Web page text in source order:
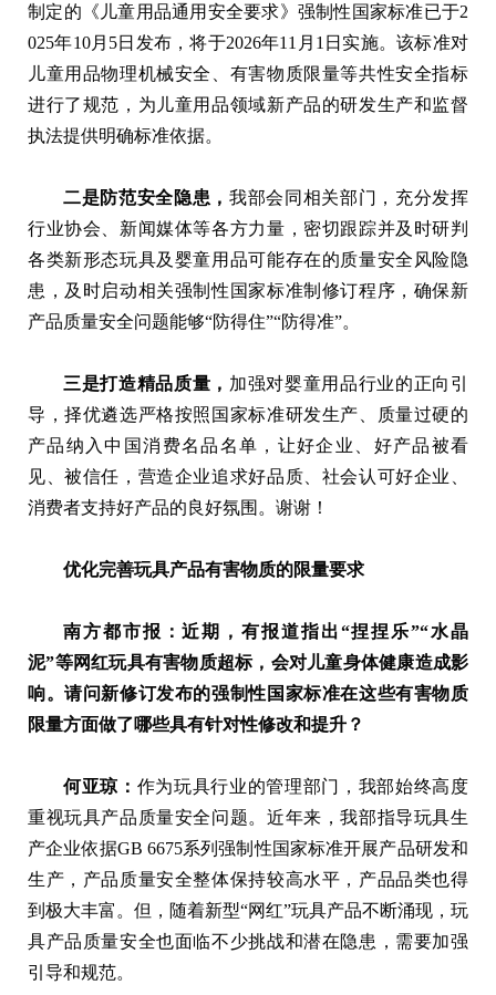
制定的《儿童用品通用安全要求》强制性国家标准已于2
025年10月5日发布，将于2026年11月1日实施。该标准对
儿童用品物理机械安全、有害物质限量等共性安全指标
进行了规范，为儿童用品领域新产品的研发生产和监督
执法提供明确标准依据。
二是防范安全隐患， 我部会同相关部门，充分发挥
行业协会、新闻媒体等各方力量，密切跟踪并及时研判
各类新形态玩具及婴童用品可能存在的质量安全风险隐
患，及时启动相关强制性国家标准制修订程序，确保新
产品质量安全问题能够“防得住”“防得准”。
三是打造精品质量， 加强对婴童用品行业的正向引
导，择优遴选严格按照国家标准研发生产、质量过硬的
产品纳入中国消费名品名单，让好企业、好产品被看
见、被信任，营造企业追求好品质、社会认可好企业、
消费者支持好产品的良好氛围。谢谢！
优化完善玩具产品有害物质的限量要求
南方都市报：近期，有报道指出“捏捏乐”“水晶
泥”等网红玩具有害物质超标，会对儿童身体健康造成影
响。请问新修订发布的强制性国家标准在这些有害物质
限量方面做了哪些具有针对性修改和提升？
何亚琼： 作为玩具行业的管理部门，我部始终高度
重视玩具产品质量安全问题。近年来，我部指导玩具生
产企业依据GB 6675系列强制性国家标准开展产品研发和
生产，产品质量安全整体保持较高水平，产品品类也得
到极大丰富。但，随着新型“网红”玩具产品不断涌现，玩
具产品质量安全也面临不少挑战和潜在隐患，需要加强
引导和规范。